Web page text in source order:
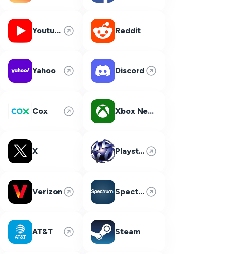
Youtube Reddit
Yahoo Discord
Cox Xbox Network
X Playstation Network
Verizon Spectrum
AT&T Steam